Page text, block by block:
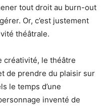
tout droit au burn-out
Or, c’est justement
théâtrale.
créativité, le théâtre
de prendre du plaisir sur
le temps d’une
inventé de